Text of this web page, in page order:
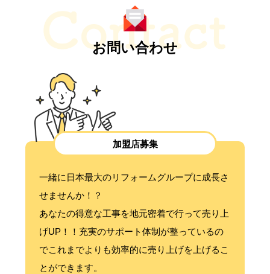
お問い合わせ
加盟店募集
一緒に日本最大のリフォームグループに成長さ
せませんか！？
あなたの得意な工事を地元密着で行って売り上
げUP！！充実のサポート体制が整っているの
でこれまでよりも効率的に売り上げを上げるこ
とができます。